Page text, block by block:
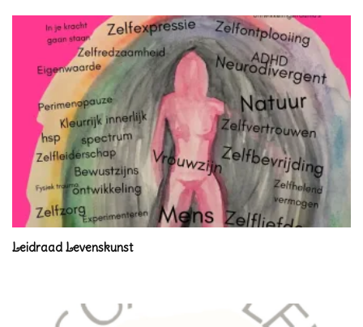
Leidraad Levenskunst